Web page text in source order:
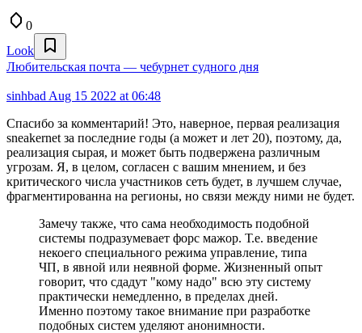
0
Look
Любительская почта — чебурнет судного дня
sinhbad Aug 15 2022 at 06:48
Спасибо за комментарий! Это, наверное, первая реализация
sneakernet за последние годы (а может и лет 20), поэтому, да,
реализация сырая, и может быть подвержена различным
угрозам. Я, в целом, согласен с вашим мнением, и без
критического числа участников сеть будет, в лучшем случае,
фрагментированна на регионы, но связи между ними не будет.
Замечу также, что сама необходимость подобной
системы подразумевает форс мажор. Т.е. введение
некоего специального режима управление, типа
ЧП, в явной или неявной форме. Жизненный опыт
говорит, что сдадут "кому надо" всю эту систему
практически немедленно, в пределах дней.
Именно поэтому такое внимание при разработке
подобных систем уделяют анонимности.